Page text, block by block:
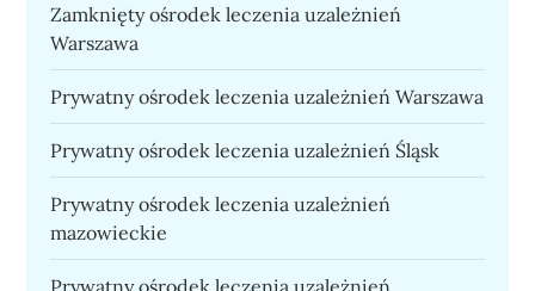
Zamknięty ośrodek leczenia uzależnień
Warszawa
Prywatny ośrodek leczenia uzależnień Warszawa
Prywatny ośrodek leczenia uzależnień Śląsk
Prywatny ośrodek leczenia uzależnień
mazowieckie
Prywatny ośrodek leczenia uzależnień